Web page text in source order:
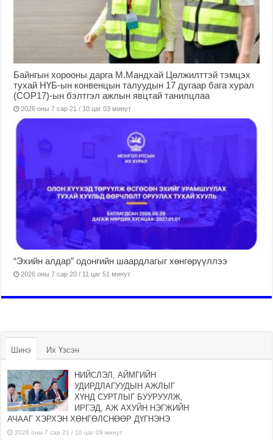
Байнгын хорооны дарга М.Мандхай Цөлжилттэй тэмцэх
тухай НҮБ-ын конвенцын талуудын 17 дугаар бага хурал
(СОР17)-ын бэлтгэл ажлын явцтай танилцлаа
2026 оны 7 сар 21 / 10 цаг 03 минут
“Эхийн алдар” одонгийн шаардлагыг хөнгөрүүллээ
2026 оны 7 сар 20 / 11 цаг 51 минут
Шинэ Их Үзсэн
НИЙСЛЭЛ, АЙМГИЙН
УДИРДЛАГУУДЫН АЖЛЫГ
ХҮНД СУРТЛЫГ БУУРУУЛЖ,
ИРГЭД, АЖ АХУЙН НЭГЖИЙН
АЧААГ ХЭРХЭН ХӨНГӨЛСНӨӨР ДҮГНЭНЭ
2026 оны 7 сар 21 / 10 цаг 09 минут